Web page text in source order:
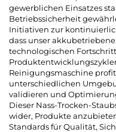
gewerblichen Einsatzes
Betriebssicherheit
Initiativen zur
dass unser
technologischen
Reinigungsmaschine
unterschiedlichen
validieren und
Dieser Nass-Trocken-
wider, Produkte
Standards für Qualität,